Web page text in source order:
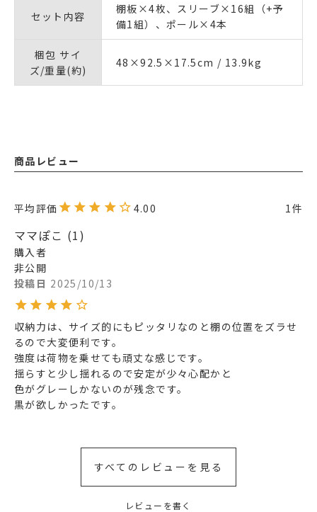
セット内容
棚板×4枚、スリーブ×16組（+予
備1組）、ポール×4本
梱包 サイ
ズ/重量(約)
48×92.5×17.5cm / 13.9kg
商品レビュー
4.00 1
ママぽこ 1
購入者
非公開
投稿日 2025/10/13
収納力は、サイズ的にもピッタリなのと棚の位置をズラせ
るので大変便利です。
強度は荷物を乗せても頑丈な感じです。
揺らすと少し揺れるので安定が少々心配かと
色がグレーしかないのが残念です。
黒が欲しかったです。
すべてのレビューを見る
レビューを書く